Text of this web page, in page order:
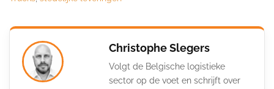
Christophe Slegers
Volgt de Belgische logistieke
sector op de voet en schrijft over